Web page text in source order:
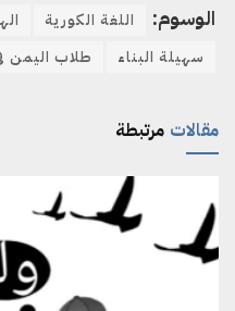
الوسوم: اللغة الكورية
سهيلة البناء
طلاب اليمن
مرتبطة مقالات